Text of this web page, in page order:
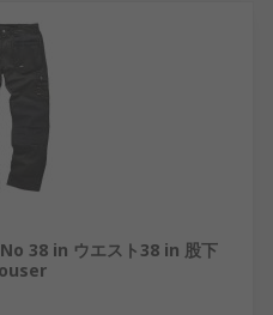
38 in ウエスト38 in 股下